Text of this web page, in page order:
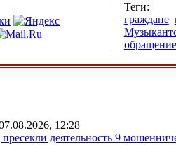
Теги:
граждане
обращение
12:28
деятельность 9